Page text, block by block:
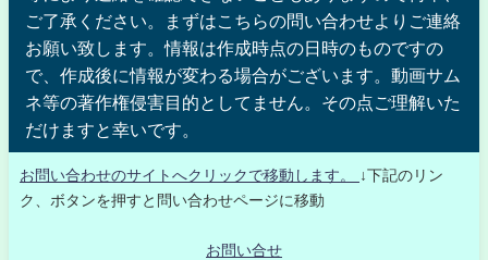
ご了承ください。まずはこちらの問い合わせよりご連絡
お願い致します。情報は作成時点の日時のものですの
で、作成後に情報が変わる場合がございます。動画サム
ネ等の著作権侵害目的としてません。その点ご理解いた
だけますと幸いです。
お問い合わせのサイトへクリックで移動します。
↓下記のリン
ク、ボタンを押すと問い合わせページに移動
お問い合せ